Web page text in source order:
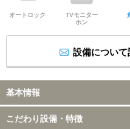
オートロック
TVモニター
ホン
設備につい
基本情報
こだわり設備・特徴